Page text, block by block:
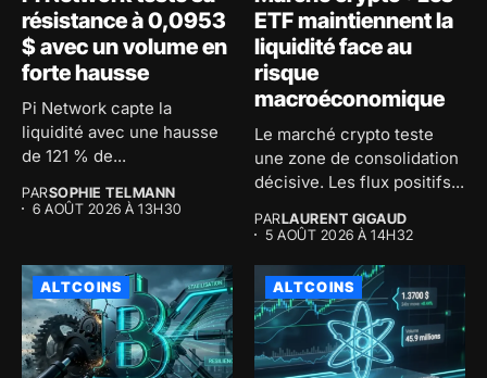
résistance à 0,0953
$ avec un volume en
forte hausse
Pi Network capte la
liquidité avec une hausse
de 121 % de...
PARSOPHIE TELMANN
6 AOÛT 2026 À 13H30
ETF maintiennent la
liquidité face au
risque
macroéconomique
Le marché crypto teste
une zone de consolidation
décisive. Les flux positifs...
PARLAURENT GIGAUD
5 AOÛT 2026 À 14H32
ALTCOINS ALTCOINS